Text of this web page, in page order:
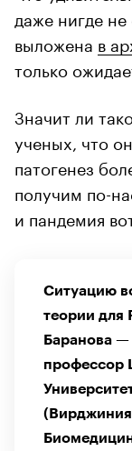
даже нигде
выложена в
только
Значит ли
ученых, что
патогенез
получим по-
и пандемия
Ситуацию
теории для
Баранова —
профессор